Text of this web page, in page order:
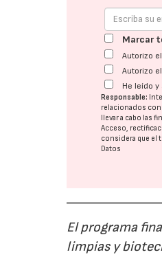
Marcar
Autorizo
Autorizo
He leído
Responsable:
relacionados con
llevar a cabo las
Acceso,
considera que el
Datos
El programa
limpias y